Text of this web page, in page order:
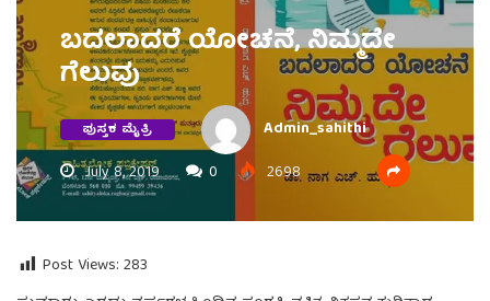
ಬದಲಾದರೆ ಯೋಚನೆ, ನಿಮ್ಮದೇ
ಗೆಲುವು
ಪುಸ್ತಕ ಮೈತ್ರಿ
Admin_sahithi
July 8, 2019
0 2698
Post Views: 283